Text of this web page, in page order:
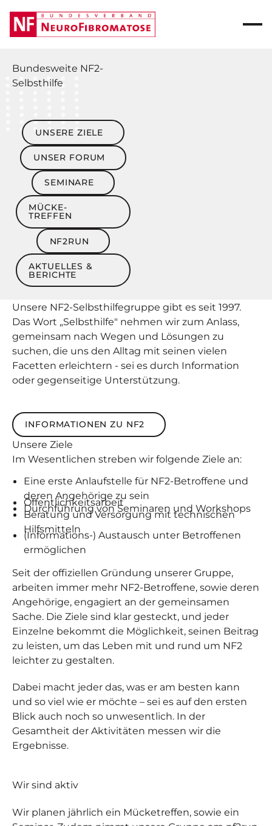
Bundesweite NF2-
Selbsthilfe
Unsere Ziele
UNSERE ZIELE
Unser Forum
UNSER FORUM
Seminare
SEMINARE
Mücke-Treffen
MÜCKE-
TREFFEN
NF2Run
NF2RUN
Aktuelles & Berichte
AKTUELLES &
BERICHTE
Unsere NF2-Selbsthilfegruppe gibt es seit 1997.
Das Wort „Selbst­hilfe" nehmen wir zum Anlass,
gemeinsam nach Wegen und Lösungen zu
suchen, die uns den Alltag mit seinen vielen
Facetten erleichtern - sei es durch Information
oder gegenseitige Unterstützung.
Informationen zu NF2
INFORMATIONEN ZU NF2
Unsere Ziele
Im Wesentlichen streben wir folgende Ziele an:
Eine erste Anlaufstelle für NF2-Betroffene und
deren Angehörige zu sein
Öffentlichkeitsarbeit
Durchführung von Seminaren und Workshops
Beratung und Versorgung mit technischen
Hilfsmitteln
(Informations-) Austausch unter Betroffenen
ermöglichen
Seit der offiziellen Gründung unserer Gruppe,
arbeiten immer mehr NF2-Betroffene, sowie deren
Angehörige, engagiert an der gemeinsamen
Sache. Die Ziele sind klar gesteckt, und jeder
Einzelne bekommt die Möglichkeit, seinen Beitrag
zu leisten, um das Leben mit und rund um NF2
leichter zu gestalten.
Dabei macht jeder das, was er am besten kann
und so viel wie er möchte – sei es auf den ersten
Blick auch noch so unwesentlich. In der
Gesamtheit der Aktivitäten messen wir die
Ergebnisse.
Wir sind aktiv
Wir planen jährlich ein Mücketreffen, sowie ein